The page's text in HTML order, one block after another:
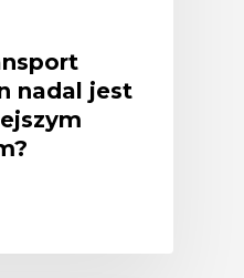
nadal jest